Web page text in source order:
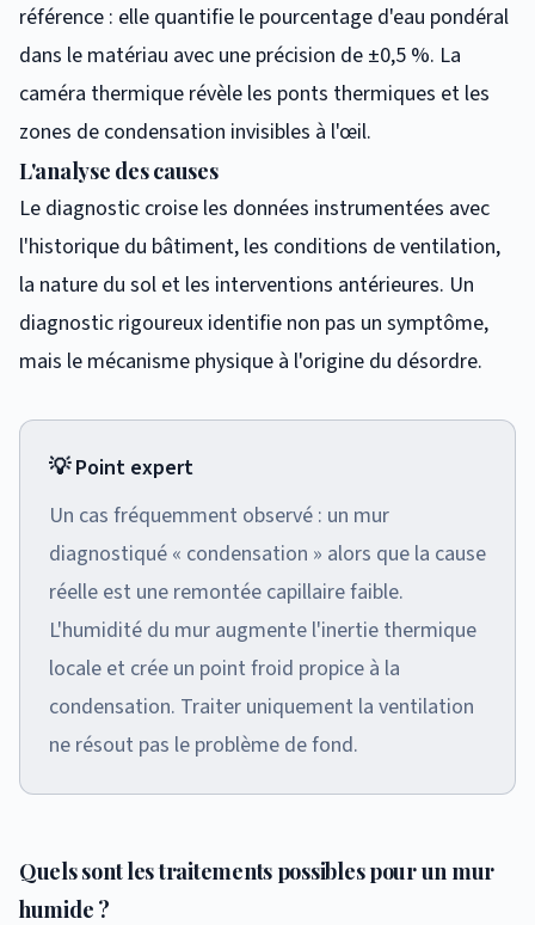
référence : elle quantifie le pourcentage d'eau pondéral
dans le matériau avec une précision de ±0,5 %. La
caméra thermique révèle les ponts thermiques et les
zones de condensation invisibles à l'œil.
L'analyse des causes
Le diagnostic croise les données instrumentées avec
l'historique du bâtiment, les conditions de ventilation,
la nature du sol et les interventions antérieures. Un
diagnostic rigoureux identifie non pas un symptôme,
mais le mécanisme physique à l'origine du désordre.
💡 Point expert
Un cas fréquemment observé : un mur
diagnostiqué « condensation » alors que la cause
réelle est une remontée capillaire faible.
L'humidité du mur augmente l'inertie thermique
locale et crée un point froid propice à la
condensation. Traiter uniquement la ventilation
ne résout pas le problème de fond.
Quels sont les traitements possibles pour un mur
humide ?